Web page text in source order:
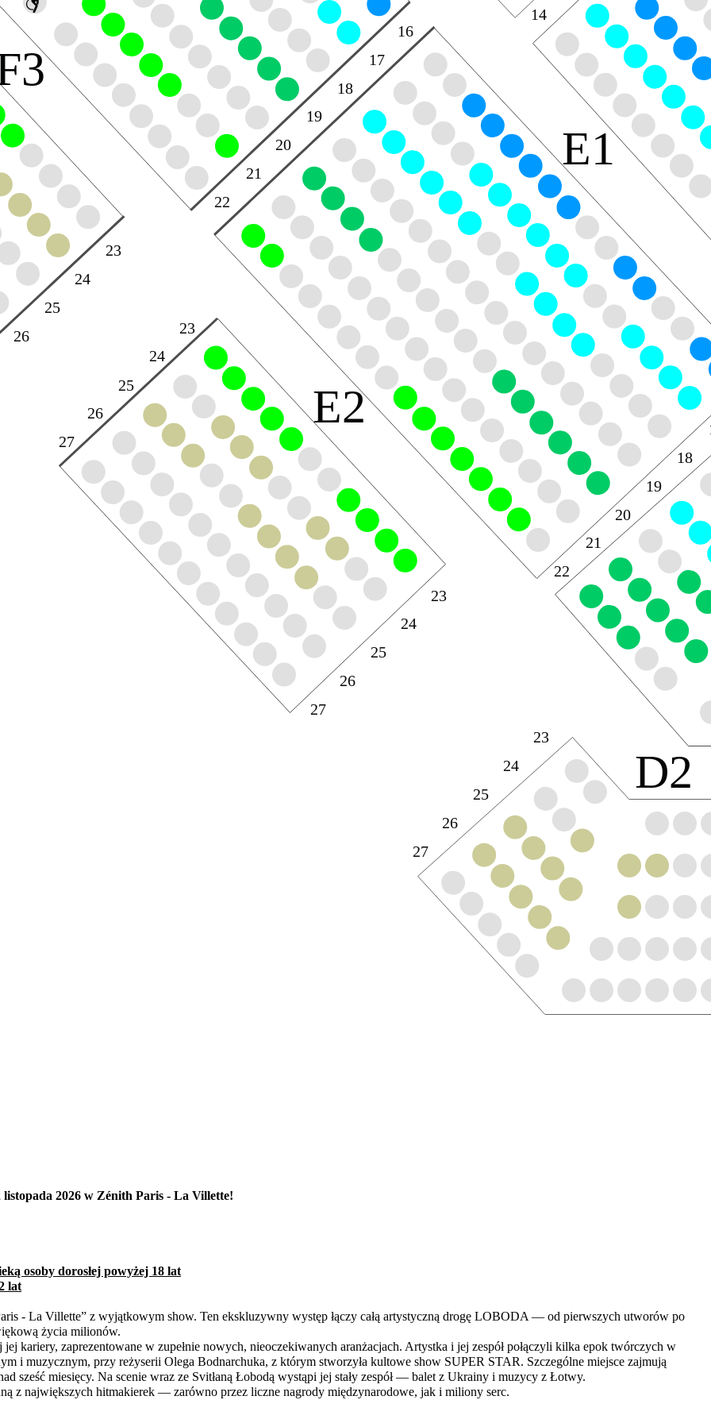
E1
D2
E2
14
16
18
19
20
17
21
22
18
19
20
21
22
23
24
25
26
23
24
25
26
27
23
24
25
26
27
23
24
25
26
27
listopada 2026 w Zénith Paris - La Villette!
osoby dorosłej powyżej 18 lat
lat
- La Villette” z wyjątkowym show. Ten ekskluzywny występ łączy całą artystyczną drogę LOBODA — od pierwszych utworów po
życia milionów.
kariery, zaprezentowane w zupełnie nowych, nieoczekiwanych aranżacjach. Artystka i jej zespół połączyli kilka epok twórczych w
i muzycznym, przy reżyserii Olega Bodnarchuka, z którym stworzyła kultowe show SUPER STAR. Szczególne miejsce zajmują
sześć miesięcy. Na scenie wraz ze Svitłaną Łobodą wystąpi jej stały zespół — balet z Ukrainy i muzycy z Łotwy.
z największych hitmakierek — zarówno przez liczne nagrody międzynarodowe, jak i miliony serc.